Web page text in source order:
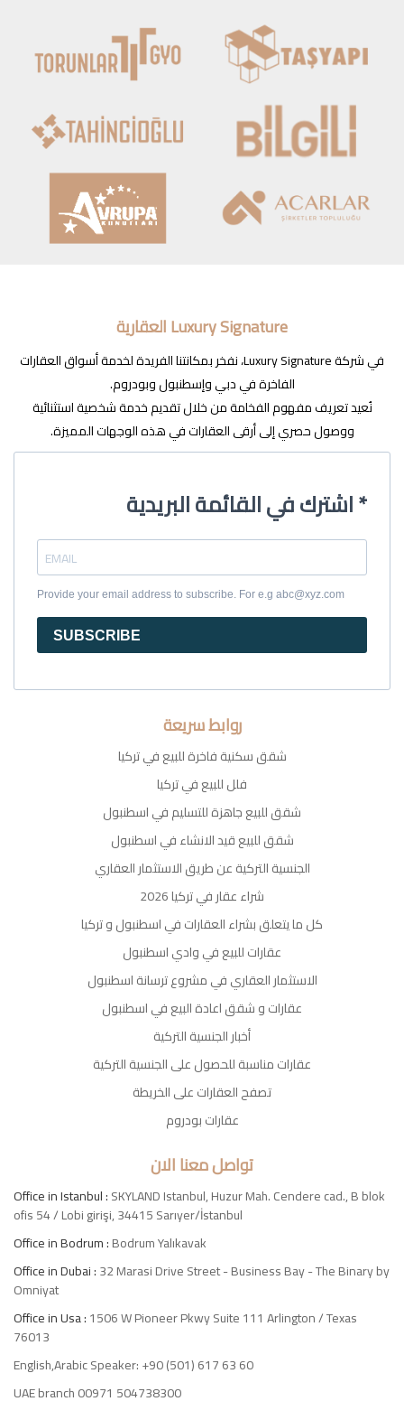
Luxury Signature العقارية
في شركة Luxury Signature، نفخر بمكانتنا الفريدة لخدمة أسواق العقارات
الفاخرة في دبي وإسطنبول وبودروم.
نُعيد تعريف مفهوم الفخامة من خلال تقديم خدمة شخصية استثنائية
ووصول حصري إلى أرقى العقارات في هذه الوجهات المميزة.
اشترك في القائمة البريدية *
Provide your email address to subscribe. For e.g abc@xyz.com
SUBSCRIBE
روابط سريعة
شقق سكنية فاخرة للبيع في تركيا
فلل للبيع في تركيا
شقق للبيع جاهزة للتسليم في اسطنبول
شقق للبيع قيد الانشاء في اسطنبول
الجنسية التركية عن طريق الاستثمار العقاري
شراء عقار في تركيا 2026
كل ما يتعلق بشراء العقارات في اسطنبول و تركيا
عقارات للبيع في وادي اسطنبول
الاستثمار العقاري في مشروع ترسانة اسطنبول
عقارات و شقق اعادة البيع في اسطنبول
أخبار الجنسية التركية
عقارات مناسبة للحصول على الجنسية التركية
تصفح العقارات على الخريطة
عقارات بودروم
تواصل معنا الان
Office in Istanbul :SKYLAND Istanbul, Huzur Mah. Cendere cad., B blok
ofis 54 / Lobi girişi, 34415 Sarıyer/İstanbul
Office in Bodrum :Bodrum Yalıkavak
Office in Dubai :32 Marasi Drive Street - Business Bay - The Binary by
Omniyat
Office in Usa :1506 W Pioneer Pkwy Suite 111 Arlington / Texas
76013
English,Arabic Speaker: +90 (501) 617 63 60
UAE branch 00971 504738300